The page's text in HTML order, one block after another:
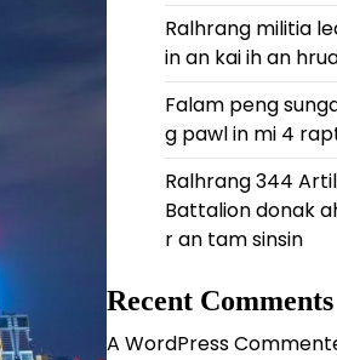
Ralhrang militia
in an kai ih an
Falam peng
g pawl in mi 4
Ralhrang 344
Battalion donak
r an tam sinsin
Recent Comments
A WordPress